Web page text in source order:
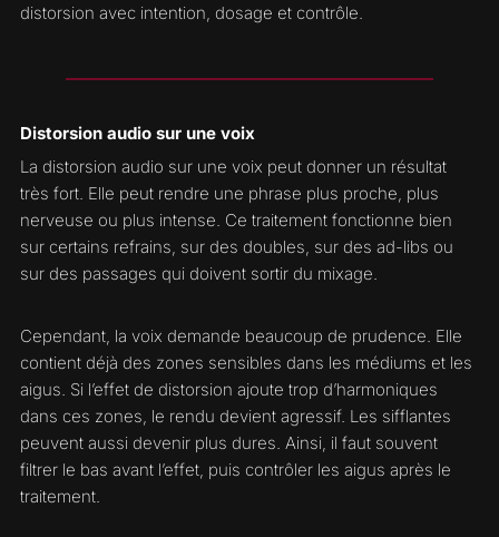
distorsion avec intention, dosage et contrôle.
Distorsion audio sur une voix
La distorsion audio sur une voix peut donner un résultat
très fort. Elle peut rendre une phrase plus proche, plus
nerveuse ou plus intense. Ce traitement fonctionne bien
sur certains refrains, sur des doubles, sur des ad-libs ou
sur des passages qui doivent sortir du mixage.
Cependant, la voix demande beaucoup de prudence. Elle
contient déjà des zones sensibles dans les médiums et les
aigus. Si l’effet de distorsion ajoute trop d’harmoniques
dans ces zones, le rendu devient agressif. Les sifflantes
peuvent aussi devenir plus dures. Ainsi, il faut souvent
filtrer le bas avant l’effet, puis contrôler les aigus après le
traitement.